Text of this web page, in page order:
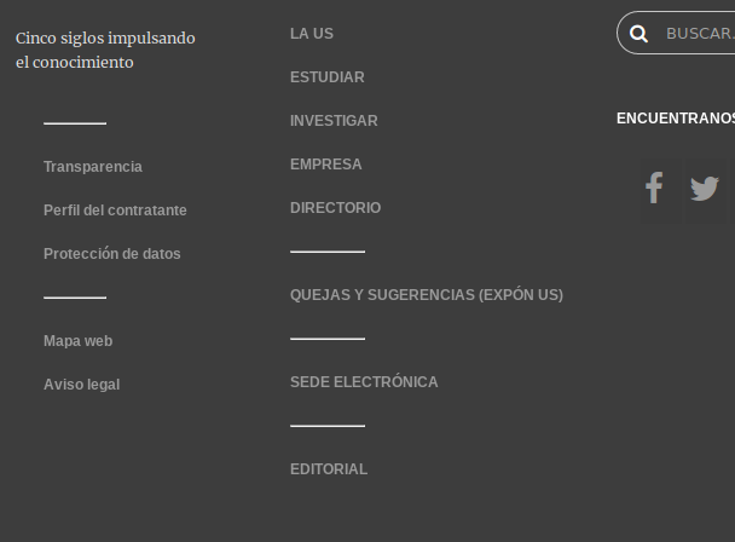
Transparencia
Perfil del contratante
Protección de datos
Mapa web
Aviso legal
LA US
ESTUDIAR
INVESTIGAR
EMPRESA
DIRECTORIO
QUEJAS Y SUGERENCIAS (EXPÓN US)
SEDE ELECTRÓNICA
EDITORIAL